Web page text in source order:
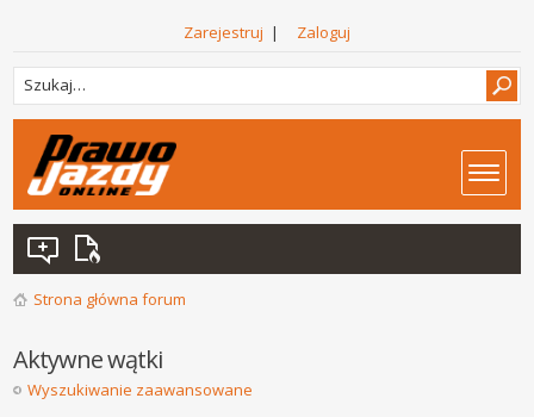
Zarejestruj | Zaloguj
Strona główna forum
Aktywne wątki
Wyszukiwanie zaawansowane